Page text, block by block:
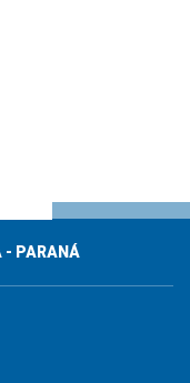
- PARANÁ